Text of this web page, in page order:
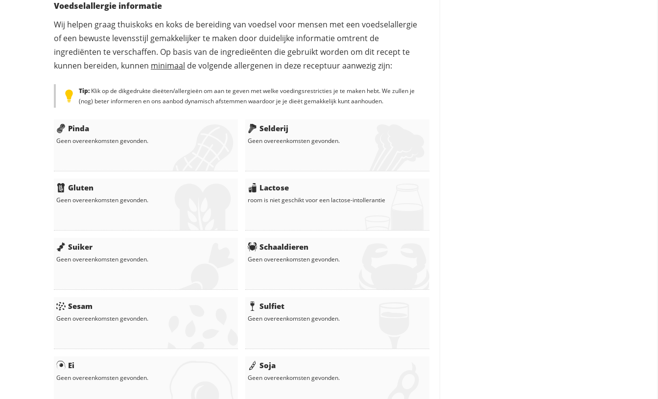
Voedselallergie informatie
Wij helpen graag thuiskoks en koks de bereiding van voedsel voor mensen met een voedselallergie
of een bewuste levensstijl gemakkelijker te maken door duidelijke informatie omtrent de
ingrediënten te verschaffen. Op basis van de ingredieënten die gebruikt worden om dit recept te
kunnen bereiden, kunnen minimaal de volgende allergenen in deze receptuur aanwezig zijn:
Tip: Klik op de dikgedrukte dieëten/allergieën om aan te geven met welke voedingsrestricties je te maken hebt. We zullen je
(nog) beter informeren en ons aanbod dynamisch afstemmen waardoor je je dieët gemakkelijk kunt aanhouden.
Pinda
Geen overeenkomsten gevonden.
Gluten
Geen overeenkomsten gevonden.
Suiker
Geen overeenkomsten gevonden.
Sesam
Geen overeenkomsten gevonden.
Ei
Geen overeenkomsten gevonden.
Selderij
Geen overeenkomsten gevonden.
Lactose
room is niet geschikt voor een lactose-intollerantie
Schaaldieren
Geen overeenkomsten gevonden.
Sulfiet
Geen overeenkomsten gevonden.
Soja
Geen overeenkomsten gevonden.